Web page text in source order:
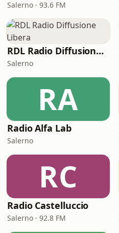
Salerno · 93.6 FM
RDL Radio Diffusione Libera
Salerno
RA
Radio Alfa Lab
Salerno
RC
Radio Castelluccio
Salerno · 92.8 FM